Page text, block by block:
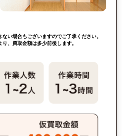
い場合もございますのでご了承ください。
、買取金額は多少前後します。